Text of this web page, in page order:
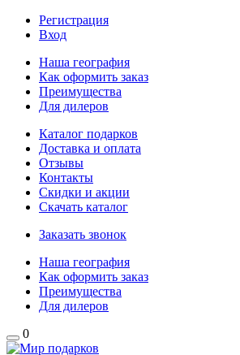
Регистрация
Вход
Наша география
Как оформить заказ
Преимущества
Для дилеров
Каталог подарков
Доставка и оплата
Отзывы
Контакты
Скидки и акции
Скачать каталог
Заказать звонок
Наша география
Как оформить заказ
Преимущества
Для дилеров
0